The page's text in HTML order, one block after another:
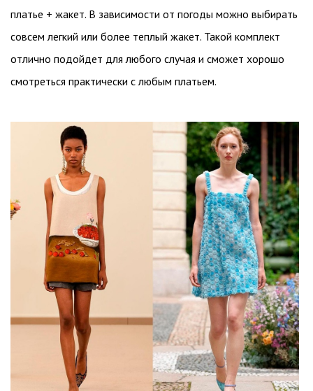
платье + жакет. В зависимости от погоды можно выбирать
совсем легкий или более теплый жакет. Такой комплект
отлично подойдет для любого случая и сможет хорошо
смотреться практически с любым платьем.